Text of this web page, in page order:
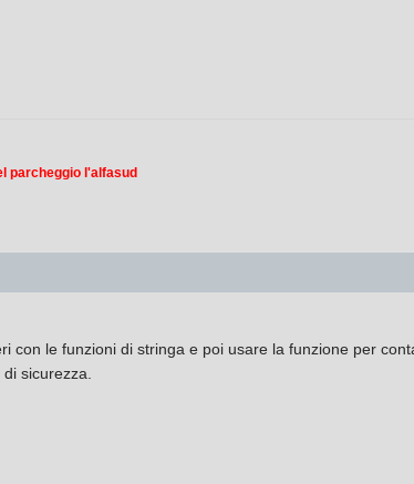
parcheggio l'alfasud
con le funzioni di stringa e poi usare la funzione per
sicurezza.